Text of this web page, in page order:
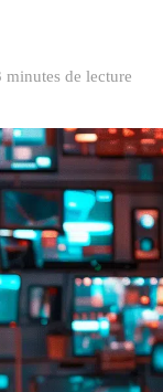
minutes de lecture